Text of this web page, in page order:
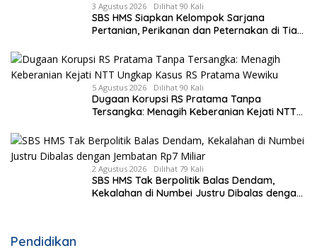
3 Agustus 2026 Dilihat 90 Kali
SBS HMS Siapkan Kelompok Sarjana
Pertanian, Perikanan dan Peternakan di Tiap
5 Agustus 2026 Dilihat 90 Kali
Dugaan Korupsi RS Pratama Tanpa
Tersangka: Menagih Keberanian Kejati NTT
2 Agustus 2026 Dilihat 79 Kali
SBS HMS Tak Berpolitik Balas Dendam,
Kekalahan di Numbei Justru Dibalas dengan
Pendidikan